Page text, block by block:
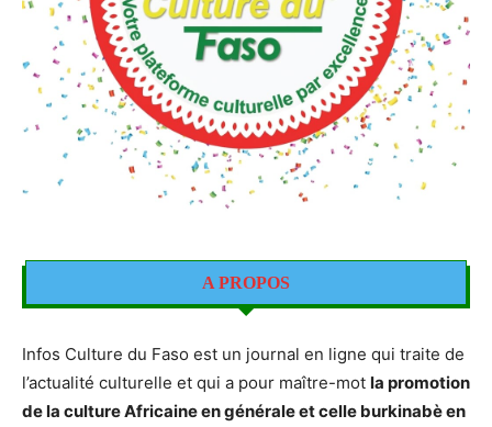
A PROPOS
Infos Culture du Faso est un journal en ligne qui traite de
l’actualité culturelle et qui a pour maître-mot la promotion
de la culture Africaine en générale et celle burkinabè en